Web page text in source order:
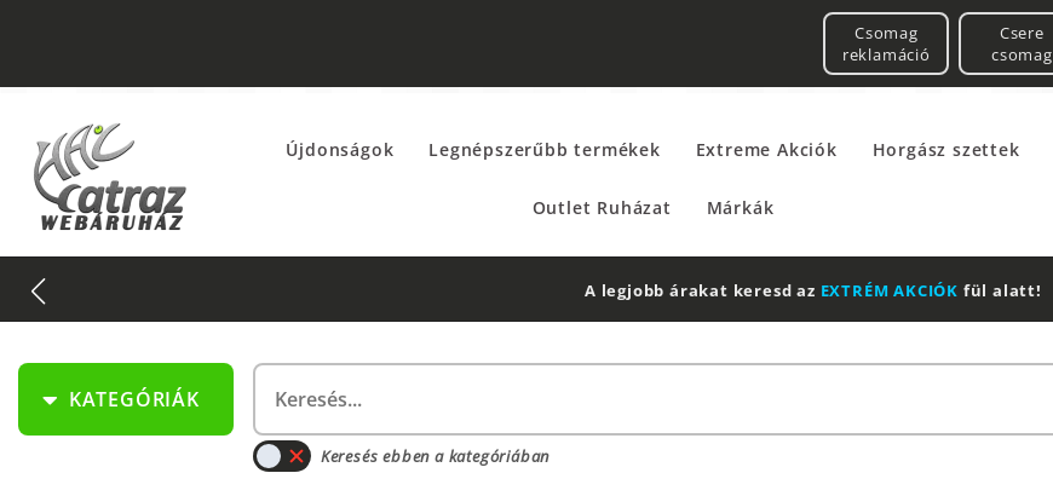
Csomag
reklamáció
Csere
csomag
Újdonságok Legnépszerűbb termékek Extreme Akciók Horgász szettek
Outlet Ruházat Márkák
az
KATEGÓRIÁK
Keresés ebben a kategóriában